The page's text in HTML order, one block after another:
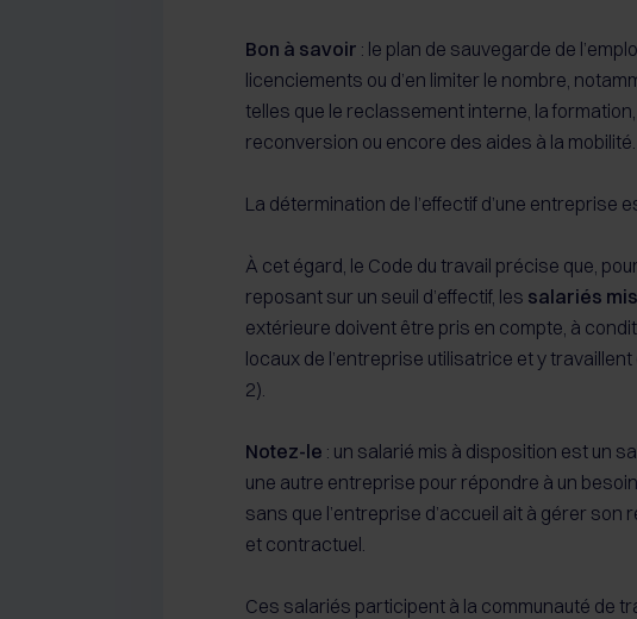
Bon à savoir : le plan de sauvegarde de
licenciements ou d’en limiter le nombre,
telles que le reclassement interne, la
reconversion ou encore des aides à la mobilité.
La détermination de l’effectif d’une entreprise
À cet égard, le Code du travail précise que,
reposant sur un seuil d’effectif, les salariés
extérieure doivent être pris en compte, à
locaux de l’entreprise utilisatrice et y
2).
Notez-le : un salarié mis à disposition est un
une autre entreprise pour répondre à un
sans que l’entreprise d’accueil ait à gérer
et contractuel.
Ces salariés participent à la communauté de